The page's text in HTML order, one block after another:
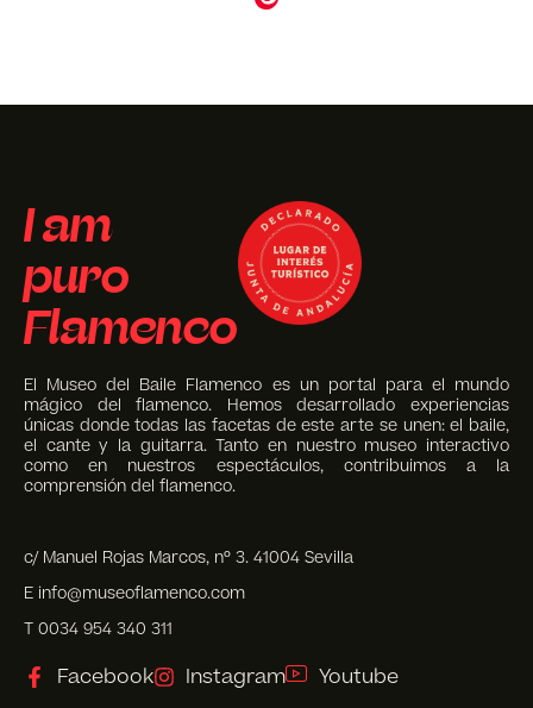
I am
puro
Flamenco
El Museo del Baile Flamenco es un portal para el mundo
mágico del flamenco. Hemos desarrollado experiencias
únicas donde todas las facetas de este arte se unen: el baile,
el cante y la guitarra. Tanto en nuestro museo interactivo
como en nuestros espectáculos, contribuimos a la
comprensión del flamenco.
c/ Manuel Rojas Marcos, nº 3. 41004 Sevilla
E info@museoflamenco.com
T 0034 954 340 311
Facebook Instagram Youtube